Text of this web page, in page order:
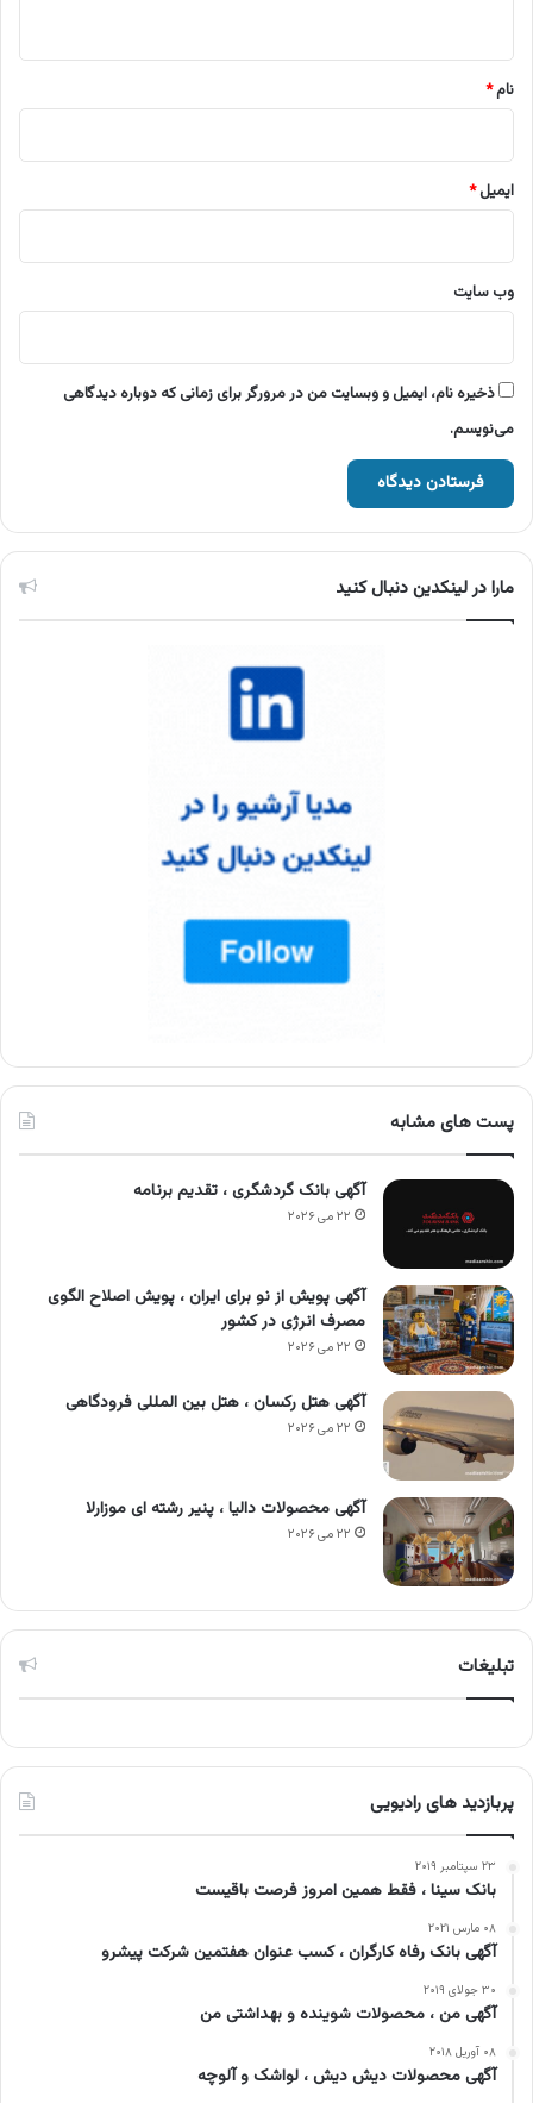
نام*
ایمیل*
وب‌ سایت
ذخیره نام، ایمیل و وبسایت من در مرورگر برای زمانی که دوباره دیدگاهی
می‌نویسم.
مارا در لینکدین دنبال کنید
پست های مشابه
آگهی بانک گردشگری ، تقدیم برنامه
۲۲ می ۲۰۲۶
آگهی پویش از نو برای ایران ، پویش اصلاح الگوی
مصرف انرژی در کشور
۲۲ می ۲۰۲۶
آگهی هتل رکسان ، هتل بین المللی فرودگاهی
۲۲ می ۲۰۲۶
آگهی محصولات دالیا ، پنیر رشته ای موزارلا
۲۲ می ۲۰۲۶
تبلیغات
پربازدید های رادیویی
۲۳ سپتامبر ۲۰۱۹
بانک سینا ، فقط همین امروز فرصت باقیست
۰۸ مارس ۲۰۲۱
آگهی بانک رفاه کارگران ، کسب عنوان هفتمین شرکت پیشرو
۳۰ جولای ۲۰۱۹
آگهی من ، محصولات شوینده و بهداشتی من
۰۸ آوریل ۲۰۱۸
آگهی محصولات دیش دیش ، لواشک و آلوچه